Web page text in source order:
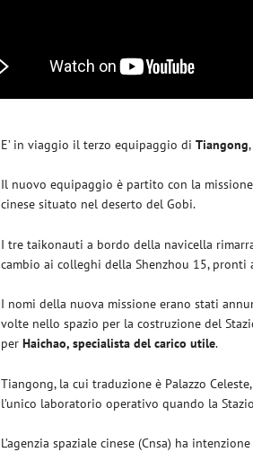
E’ in viaggio il terzo equipaggio diTiangong
Il nuovo equipaggio è partito con la
cinese situato nel deserto del Gobi.
I tre taikonauti a bordo della navicella
cambio ai colleghi della Shenzhou 15,
I nomi della nuova missione erano stati
volte nello spazio per la costruzione del
perHaichao, specialista del carico utile.
Tiangong, la cui traduzione è Palazzo
l’unico laboratorio operativo quando la
L’agenzia spaziale cinese (Cnsa) ha